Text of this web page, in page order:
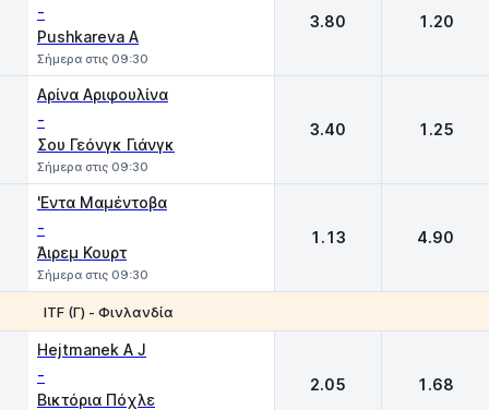
-
Pushkareva A
Σήμερα στις 09:30
3.80 1.20
Αρίνα Αριφουλίνα
-
Σου Γεόνγκ Γιάνγκ
Σήμερα στις 09:30
3.40 1.25
'Εντα Μαμέντοβα
-
Άιρεμ Κουρτ
Σήμερα στις 09:30
1.13 4.90
ΙTF (Γ) - Φινλανδία
Hejtmanek A J
-
Βικτόρια Πόχλε
2.05 1.68